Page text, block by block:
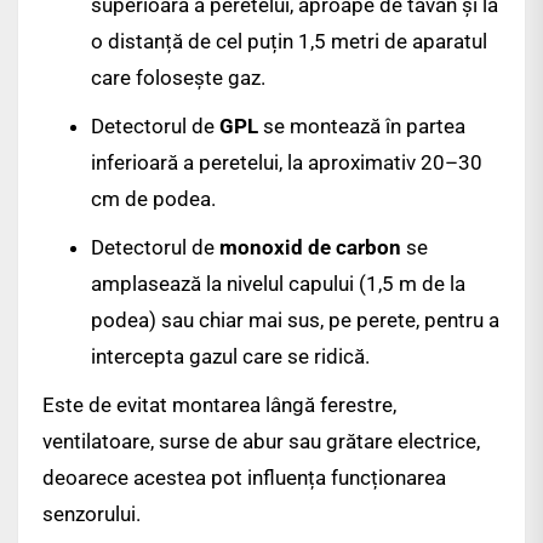
superioară a peretelui, aproape de tavan și la
o distanță de cel puțin 1,5 metri de aparatul
care folosește gaz.
Detectorul de GPL se montează în partea
inferioară a peretelui, la aproximativ 20–30
cm de podea.
Detectorul de monoxid de carbon se
amplasează la nivelul capului (1,5 m de la
podea) sau chiar mai sus, pe perete, pentru a
intercepta gazul care se ridică.
Este de evitat montarea lângă ferestre,
ventilatoare, surse de abur sau grătare electrice,
deoarece acestea pot influența funcționarea
senzorului.